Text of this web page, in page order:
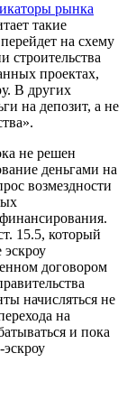
рынка
такие
на схему
строительства
проектах,
В других
на депозит, а не
не решен
деньгами на
возмездности
15.5, который
эскроу
договором
начисляться не
на
и пока
эскроу